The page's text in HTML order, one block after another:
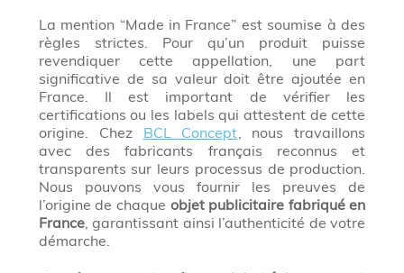
La mention “Made in France” est soumise à des
règles strictes. Pour qu’un produit puisse
revendiquer cette appellation, une part
significative de sa valeur doit être ajoutée en
France. Il est important de vérifier les
certifications ou les labels qui attestent de cette
origine. Chez BCL Concept, nous travaillons
avec des fabricants français reconnus et
transparents sur leurs processus de production.
Nous pouvons vous fournir les preuves de
l’origine de chaque objet publicitaire fabriqué en
France, garantissant ainsi l’authenticité de votre
démarche.